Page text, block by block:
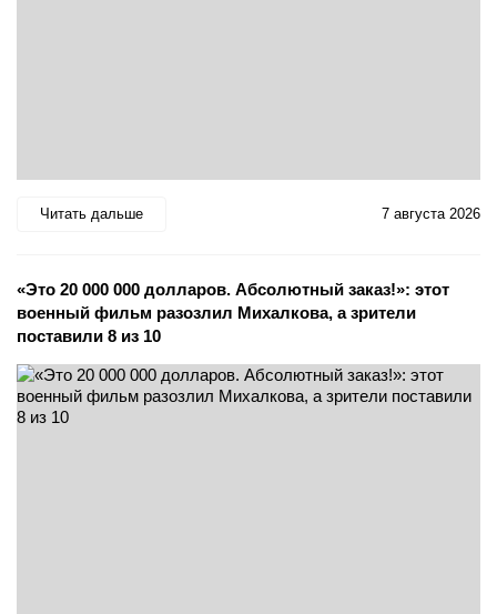
Читать дальше 7 августа 2026
«Это 20 000 000 долларов. Абсолютный заказ!»: этот
военный фильм разозлил Михалкова, а зрители
поставили 8 из 10